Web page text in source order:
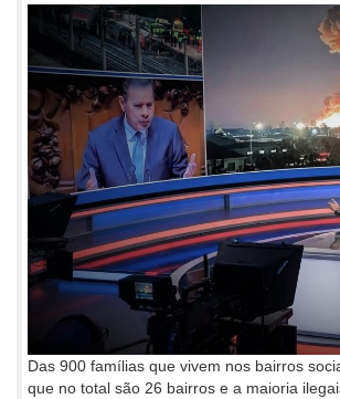
Das 900 famílias que vivem nos bairros
que no total são 26 bairros e a maioria